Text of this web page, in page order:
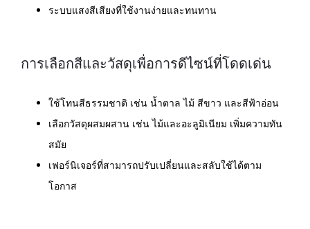
ระบบแสงสีเสียงที่ใช้งานง่ายและทนทาน
การเลือกสีและวัสดุเพื่อการดีไซน์ที่โดดเด่น
ใช้โทนสีธรรมชาติ เช่น น้ำตาล ไม้ สีขาว และสีฟ้าอ่อน
เลือกวัสดุผสมผสาน เช่น ไม้และอะลูมิเนียม เพิ่มความทัน
สมัย
เฟอร์นิเจอร์ที่สามารถปรับเปลี่ยนและสลับใช้ได้ตาม
โอกาส